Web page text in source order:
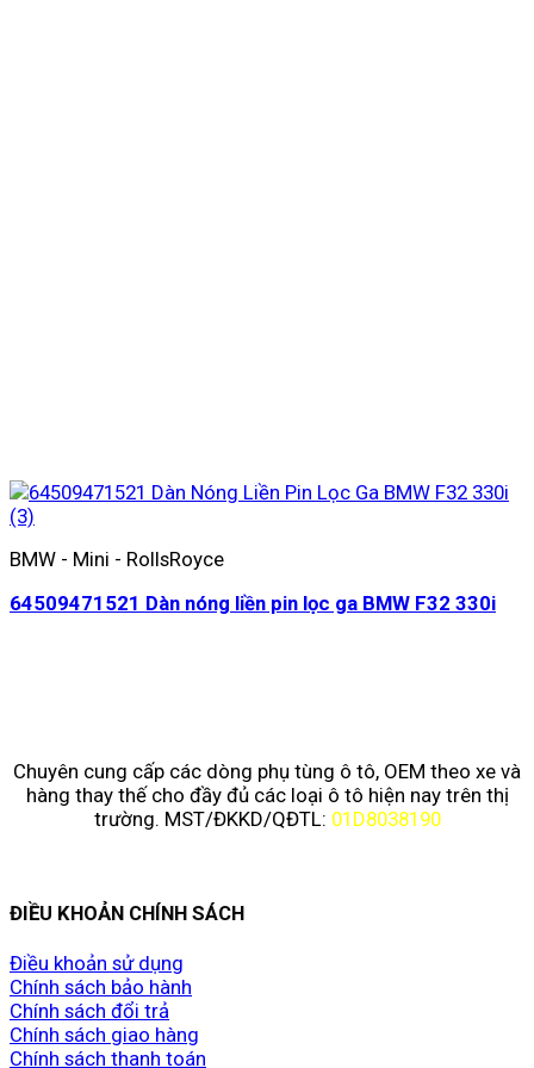
BMW - Mini - RollsRoyce
64509471521 Dàn nóng liền pin lọc ga BMW F32 330i
Chuyên cung cấp các dòng phụ tùng ô tô, OEM theo xe và
hàng thay thế cho đầy đủ các loại ô tô hiện nay trên thị
trường. MST/ĐKKD/QĐTL: 01D8038190
ĐIỀU KHOẢN CHÍNH SÁCH
Điều khoản sử dụng
Chính sách bảo hành
Chính sách đổi trả
Chính sách giao hàng
Chính sách thanh toán